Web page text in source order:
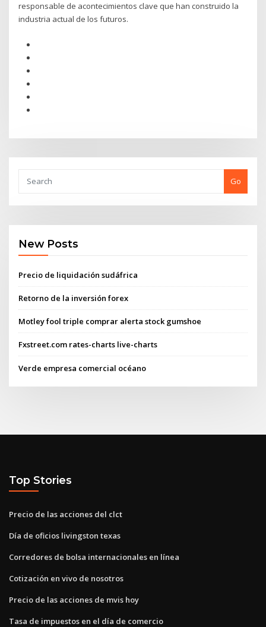
responsable de acontecimientos clave que han construido la
industria actual de los futuros.
Go
New Posts
Precio de liquidación sudáfrica
Retorno de la inversión forex
Motley fool triple comprar alerta stock gumshoe
Fxstreet.com rates-charts live-charts
Verde empresa comercial océano
Top Stories
Precio de las acciones del clct
Día de oficios livingston texas
Corredores de bolsa internacionales en línea
Cotización en vivo de nosotros
Precio de las acciones de mvis hoy
Tasa de impuestos en el día de comercio